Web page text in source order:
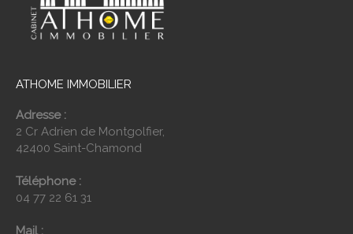
ATHOME IMMOBILIER
Adresse :
2 Cr Adrien de Montgolfier,
42400 Saint-Chamond
Téléphone :
04 77 22 61 31
Mail :